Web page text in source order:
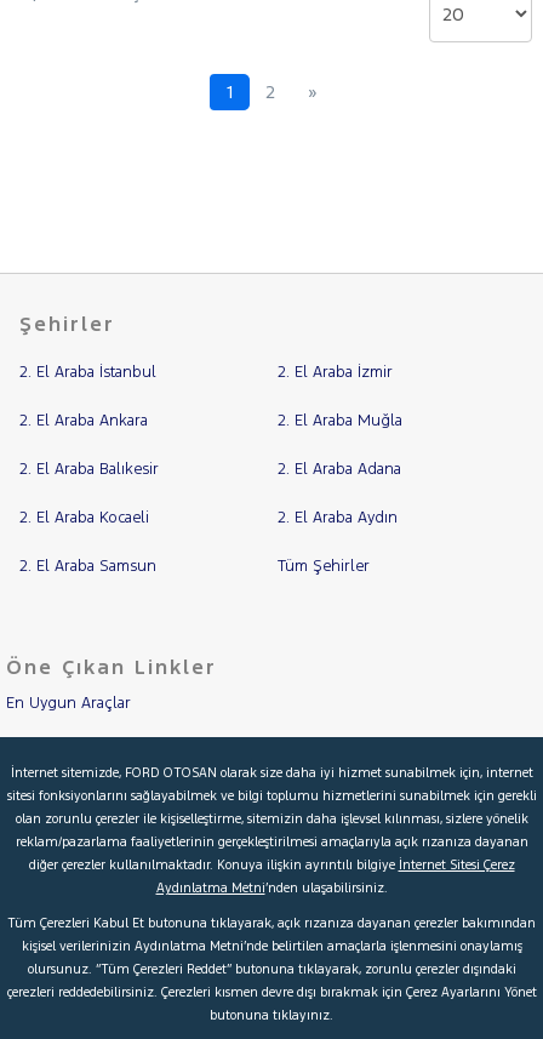
1 2 »
Şehirler
2. El Araba İstanbul 2. El Araba İzmir
2. El Araba Ankara 2. El Araba Muğla
2. El Araba Balıkesir 2. El Araba Adana
2. El Araba Kocaeli 2. El Araba Aydın
2. El Araba Samsun Tüm Şehirler
Öne Çıkan Linkler
En Uygun Araçlar
İkinci El Garanti
Kampanyalar
Kredi Hesaplama & Başvuru
© 2026 Ford Türkiye Ford Kurumsal Hakkımızda
Şartlar & Kişisel Verilerin Korunması S.S.S.
İnternet sitemizde, FORD OTOSAN olarak size daha iyi hizmet sunabilmek için, internet
sitesi fonksiyonlarını sağlayabilmek ve bilgi toplumu hizmetlerini sunabilmek için gerekli
olan zorunlu çerezler ile kişiselleştirme, sitemizin daha işlevsel kılınması, sizlere yönelik
reklam/pazarlama faaliyetlerinin gerçekleştirilmesi amaçlarıyla açık rızanıza dayanan
diğer çerezler kullanılmaktadır. Konuya ilişkin ayrıntılı bilgiye İnternet Sitesi Çerez
Aydınlatma Metni’nden ulaşabilirsiniz.
Tüm Çerezleri Kabul Et butonuna tıklayarak, açık rızanıza dayanan çerezler bakımından
kişisel verilerinizin Aydınlatma Metni’nde belirtilen amaçlarla işlenmesini onaylamış
olursunuz. “Tüm Çerezleri Reddet” butonuna tıklayarak, zorunlu çerezler dışındaki
çerezleri reddedebilirsiniz. Çerezleri kısmen devre dışı bırakmak için Çerez Ayarlarını Yönet
butonuna tıklayınız.